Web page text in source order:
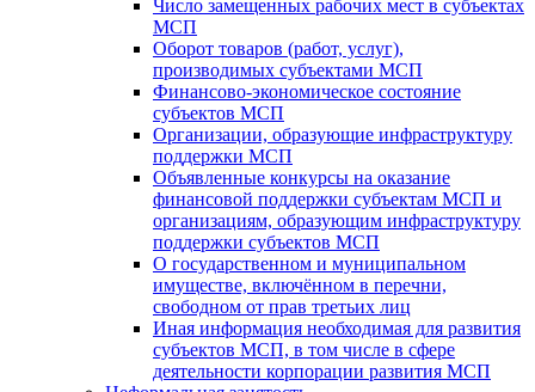
Число замещенных рабочих мест в субъектах
МСП
Оборот товаров (работ, услуг),
производимых субъектами МСП
Финансово-экономическое состояние
субъектов МСП
Организации, образующие инфраструктуру
поддержки МСП
Объявленные конкурсы на оказание
финансовой поддержки субъектам МСП и
организациям, образующим инфраструктуру
поддержки субъектов МСП
О государственном и муниципальном
имуществе, включённом в перечни,
свободном от прав третьих лиц
Иная информация необходимая для развития
субъектов МСП, в том числе в сфере
деятельности корпорации развития МСП